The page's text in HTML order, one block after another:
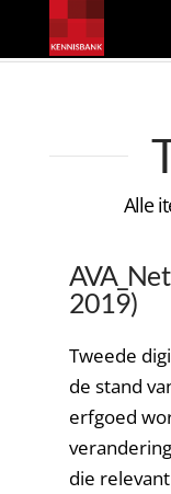
Alle
2019)
Tweede
de stand
erfgoed
die